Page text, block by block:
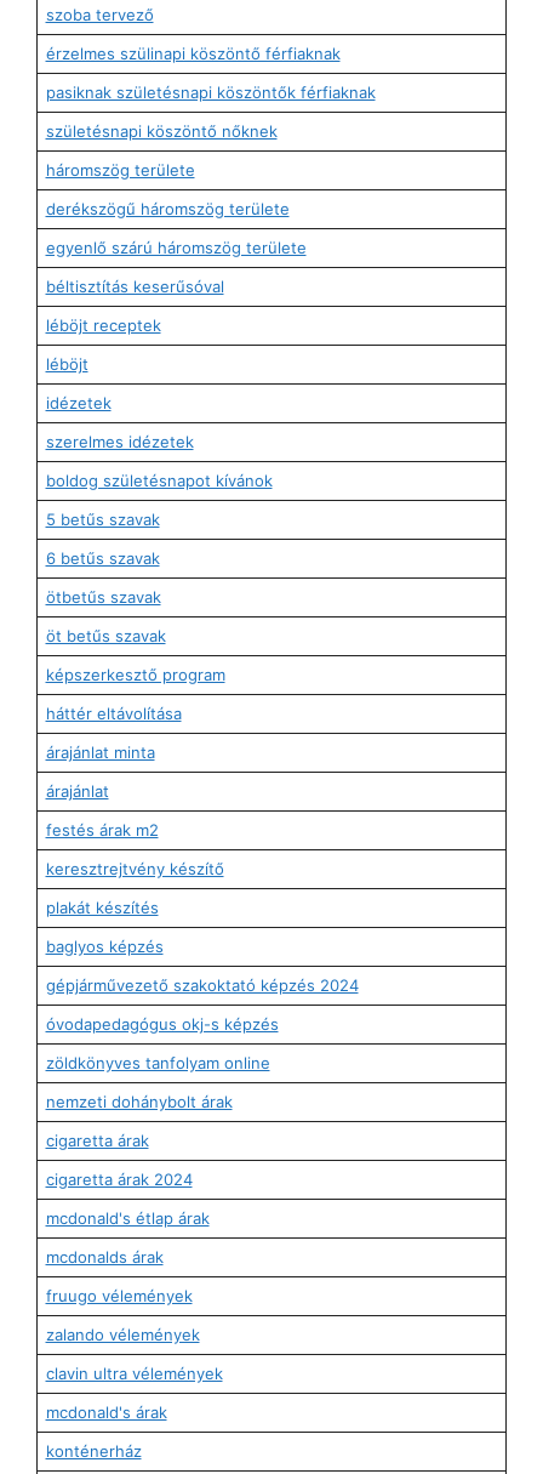
szoba tervező
érzelmes szülinapi köszöntő férfiaknak
pasiknak születésnapi köszöntők férfiaknak
születésnapi köszöntő nőknek
háromszög területe
derékszögű háromszög területe
egyenlő szárú háromszög területe
béltisztítás keserűsóval
léböjt receptek
léböjt
idézetek
szerelmes idézetek
boldog születésnapot kívánok
5 betűs szavak
6 betűs szavak
ötbetűs szavak
öt betűs szavak
képszerkesztő program
háttér eltávolítása
árajánlat minta
árajánlat
festés árak m2
keresztrejtvény készítő
plakát készítés
baglyos képzés
gépjárművezető szakoktató képzés 2024
óvodapedagógus okj-s képzés
zöldkönyves tanfolyam online
nemzeti dohánybolt árak
cigaretta árak
cigaretta árak 2024
mcdonald's étlap árak
mcdonalds árak
fruugo vélemények
zalando vélemények
clavin ultra vélemények
mcdonald's árak
konténerház